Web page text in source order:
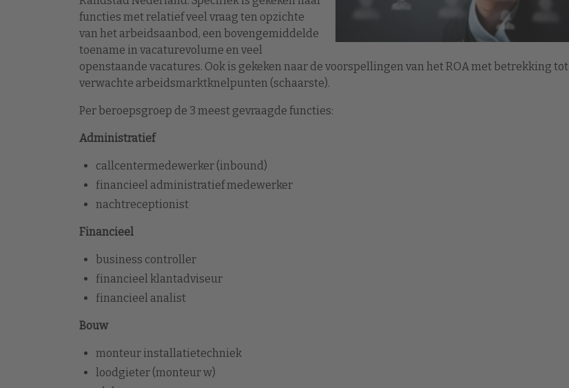
functies met relatief veel vraag ten opzichte
van het arbeidsaanbod, een bovengemiddelde
toename in vacaturevolume en veel
openstaande vacatures. Ook is gekeken naar de voorspellingen van het ROA met betrekking tot
verwachte arbeidsmarktknelpunten (schaarste).
Per beroepsgroep de 3 meest gevraagde functies:
Administratief
callcentermedewerker (inbound)
financieel administratief medewerker
nachtreceptionist
Financieel
business controller
financieel klantadviseur
financieel analist
Bouw
monteur installatietechniek
loodgieter (monteur w)